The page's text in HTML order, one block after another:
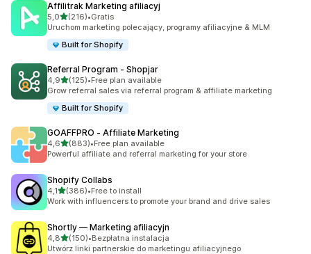
Affilitrak Marketing afiliacyj
5,0na 5 gwiazdek
(216)
Łączna liczba recenzji: 216
•Gratis
Uruchom marketing polecający, programy afiliacyjne & MLM
Built for Shopify
Referral Program ‑ Shopjar
4,9na 5 gwiazdek
(125)
Łączna liczba recenzji: 125
•Free plan available
Grow referral sales via referral program & affiliate marketing
Built for Shopify
GOAFFPRO ‑ Affiliate Marketing
4,6na 5 gwiazdek
(883)
Łączna liczba recenzji: 883
•Free plan available
Powerful affiliate and referral marketing for your store
Shopify Collabs
4,1na 5 gwiazdek
(386)
Łączna liczba recenzji: 386
•Free to install
Work with influencers to promote your brand and drive sales
Shortly — Marketing afiliacyjn
4,8na 5 gwiazdek
(150)
Łączna liczba recenzji: 150
•Bezpłatna instalacja
Utwórz linki partnerskie do marketingu afiliacyjnego